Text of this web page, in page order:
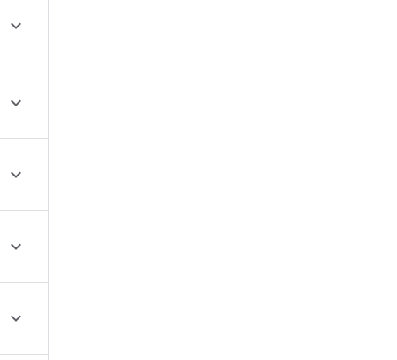




